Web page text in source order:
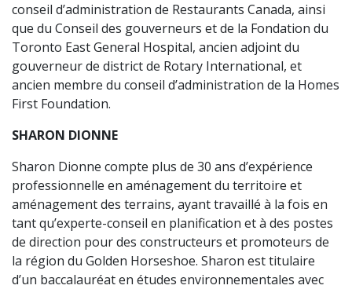
conseil d’administration de Restaurants Canada, ainsi
que du Conseil des gouverneurs et de la Fondation du
Toronto East General Hospital, ancien adjoint du
gouverneur de district de Rotary International, et
ancien membre du conseil d’administration de la Homes
First Foundation.
SHARON DIONNE
Sharon Dionne compte plus de 30 ans d’expérience
professionnelle en aménagement du territoire et
aménagement des terrains, ayant travaillé à la fois en
tant qu’experte-conseil en planification et à des postes
de direction pour des constructeurs et promoteurs de
la région du Golden Horseshoe. Sharon est titulaire
d’un baccalauréat en études environnementales avec